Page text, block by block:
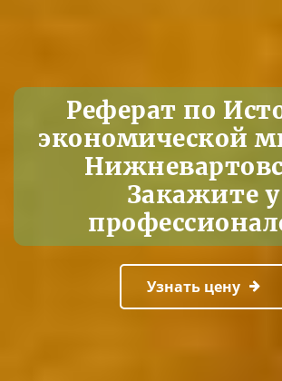
Реферат по
экономической
Закажите у
Узнать цену